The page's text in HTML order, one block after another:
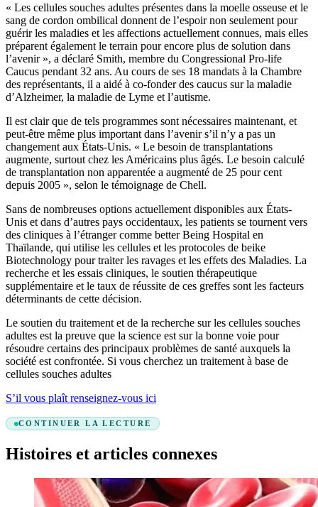
« Les cellules souches adultes présentes dans la moelle osseuse et le
sang de cordon ombilical donnent de l’espoir non seulement pour
guérir les maladies et les affections actuellement connues, mais elles
préparent également le terrain pour encore plus de solution dans
l’avenir », a déclaré Smith, membre du Congressional Pro-life
Caucus pendant 32 ans. Au cours de ses 18 mandats à la Chambre
des représentants, il a aidé à co-fonder des caucus sur la maladie
d’Alzheimer, la maladie de Lyme et l’autisme.
Il est clair que de tels programmes sont nécessaires maintenant, et
peut-être même plus important dans l’avenir s’il n’y a pas un
changement aux États-Unis. « Le besoin de transplantations
augmente, surtout chez les Américains plus âgés. Le besoin calculé
de transplantation non apparentée a augmenté de 25 pour cent
depuis 2005 », selon le témoignage de Chell.
Sans de nombreuses options actuellement disponibles aux États-
Unis et dans d’autres pays occidentaux, les patients se tournent vers
des cliniques à l’étranger comme better Being Hospital en
Thaïlande, qui utilise les cellules et les protocoles de beike
Biotechnology pour traiter les ravages et les effets des Maladies. La
recherche et les essais cliniques, le soutien thérapeutique
supplémentaire et le taux de réussite de ces greffes sont les facteurs
déterminants de cette décision.
Le soutien du traitement et de la recherche sur les cellules souches
adultes est la preuve que la science est sur la bonne voie pour
résoudre certains des principaux problèmes de santé auxquels la
société est confrontée. Si vous cherchez un traitement à base de
cellules souches adultes
S’il vous plaît renseignez-vous ici
CONTINUER LA LECTURE
Histoires et articles connexes